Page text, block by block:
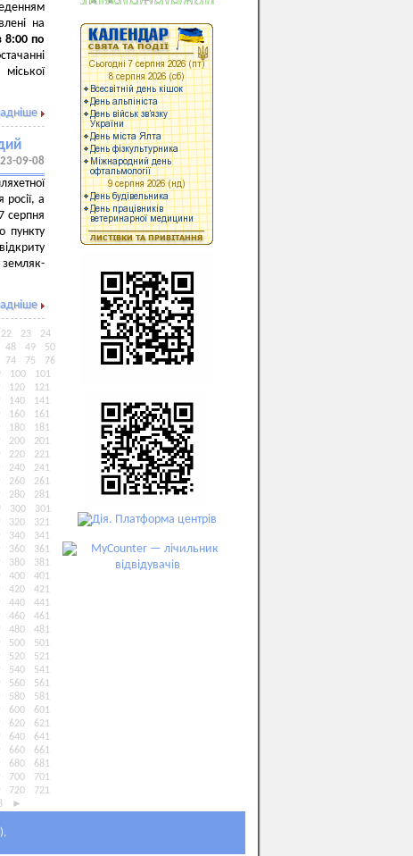
на
8:00 по
09-08
а
серпня
пункту
22 23
24
48 49
50
74 75
76
100
101
120
121
140
141
160
161
180
181
200
201
220
221
240
241
260
261
280
281
300
301
320
321
340
341
360
361
380
381
400
401
420
421
440
441
460
461
480
481
500
501
520
521
540
541
560
561
580
581
600
601
620
621
640
641
660
661
680
681
700
701
720
721
►